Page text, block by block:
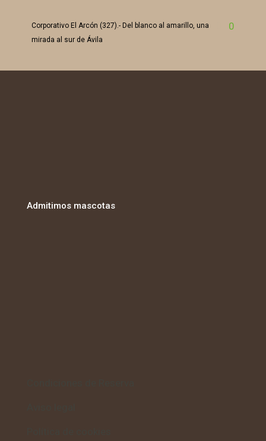
Corporativo El Arcón (327).- Del blanco al amarillo, una
mirada al sur de Ávila
0
Admitimos mascotas